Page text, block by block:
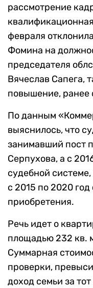
рассмотрение
февраля
Фомина на
председателя
Вячеслав Сапега,
повышение, ранее
По данным
выяснилось, что
занимавший пост
Серпухова, а с
судебной
с 2015 по 2020
приобретения.
Речь идет о
площадью 232 кв.
Суммарная
проверки,
доход семьи за